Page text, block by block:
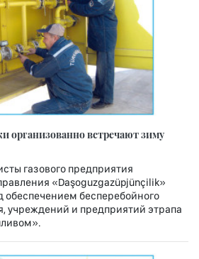
организованно встречают зиму
газового предприятия
«Daşoguzgazüpjünçilik»
обеспечением бесперебойного
учреждений и предприятий этрапа